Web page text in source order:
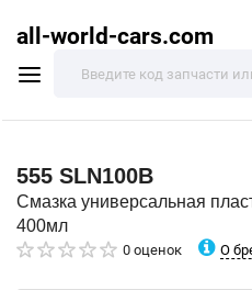
all-world-cars.com
555 SLN100B
Смазка универсальная
400мл
0 оценок О